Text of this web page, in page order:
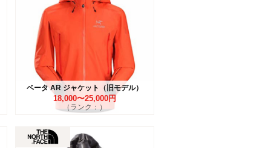
ベータ AR ジャケット（旧モデル）
18,000〜25,000円
（ランク：）